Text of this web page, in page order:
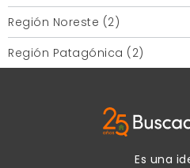
Región Noreste (2)
Región Patagónica (2)
Es una